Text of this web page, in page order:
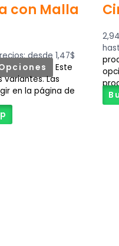
con Malla
desde 1,47$
Este
Las
en la página de